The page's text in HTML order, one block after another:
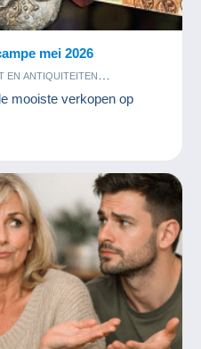
mei 2026
EN ANTIQUITEITEN
PARFUM
POSTKAARTEN
mooiste verkopen op